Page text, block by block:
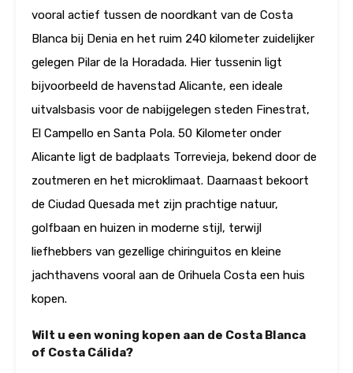
vooral actief tussen de noordkant van de Costa
Blanca bij Denia en het ruim 240 kilometer zuidelijker
gelegen Pilar de la Horadada. Hier tussenin ligt
bijvoorbeeld de havenstad Alicante, een ideale
uitvalsbasis voor de nabijgelegen steden Finestrat,
El Campello en Santa Pola. 50 Kilometer onder
Alicante ligt de badplaats Torrevieja, bekend door de
zoutmeren en het microklimaat. Daarnaast bekoort
de Ciudad Quesada met zijn prachtige natuur,
golfbaan en huizen in moderne stijl, terwijl
liefhebbers van gezellige chiringuitos en kleine
jachthavens vooral aan de Orihuela Costa een huis
kopen.
Wilt u een woning kopen aan de Costa Blanca
of Costa Cálida?